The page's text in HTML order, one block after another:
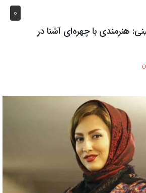
0
هنرمندی با چهره‌ای آشنا در